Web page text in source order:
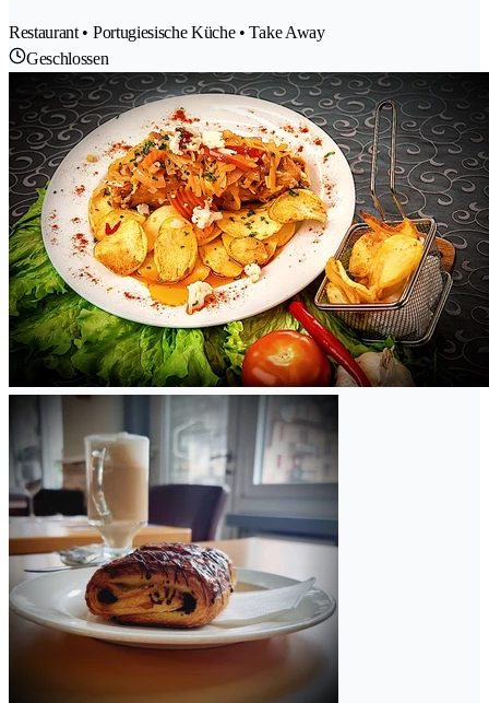
Restaurant • Portugiesische Küche • Take Away
Geschlossen